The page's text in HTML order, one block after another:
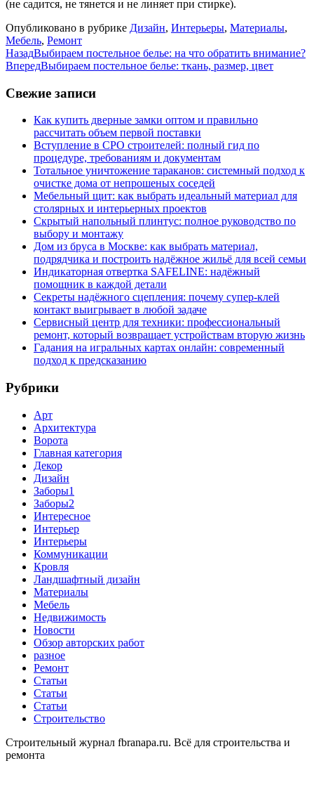
(не садится, не тянется и не линяет при стирке).
Опубликовано в рубрике Дизайн, Интерьеры, Материалы,
Мебель, Ремонт
НазадВыбираем постельное белье: на что обратить внимание?
ВпередВыбираем постельное белье: ткань, размер, цвет
Свежие записи
Как купить дверные замки оптом и правильно
рассчитать объем первой поставки
Вступление в СРО строителей: полный гид по
процедуре, требованиям и документам
Тотальное уничтожение тараканов: системный подход к
очистке дома от непрошеных соседей
Мебельный щит: как выбрать идеальный материал для
столярных и интерьерных проектов
Скрытый напольный плинтус: полное руководство по
выбору и монтажу
Дом из бруса в Москве: как выбрать материал,
подрядчика и построить надёжное жильё для всей семьи
Индикаторная отвертка SAFELINE: надёжный
помощник в каждой детали
Секреты надёжного сцепления: почему супер‑клей
контакт выигрывает в любой задаче
Сервисный центр для техники: профессиональный
ремонт, который возвращает устройствам вторую жизнь
Гадания на игральных картах онлайн: современный
подход к предсказанию
Рубрики
Арт
Архитектура
Ворота
Главная категория
Декор
Дизайн
Заборы1
Заборы2
Интересное
Интерьер
Интерьеры
Коммуникации
Кровля
Ландшафтный дизайн
Материалы
Мебель
Недвижимость
Новости
Обзор авторских работ
разное
Ремонт
Статьи
Статьи
Статьи
Строительство
Строительный журнал fbranapa.ru. Всё для строительства и
ремонта